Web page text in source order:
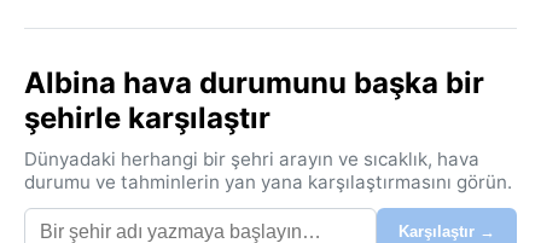
Albina hava durumunu başka bir
şehirle karşılaştır
Dünyadaki herhangi bir şehri arayın ve sıcaklık, hava
durumu ve tahminlerin yan yana karşılaştırmasını görün.
Karşılaştır →